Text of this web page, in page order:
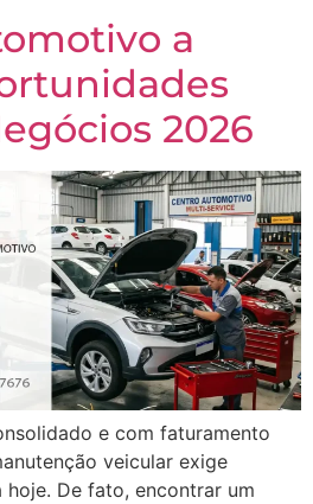
a
2026
e com faturamento
veicular exige
De fato, encontrar um